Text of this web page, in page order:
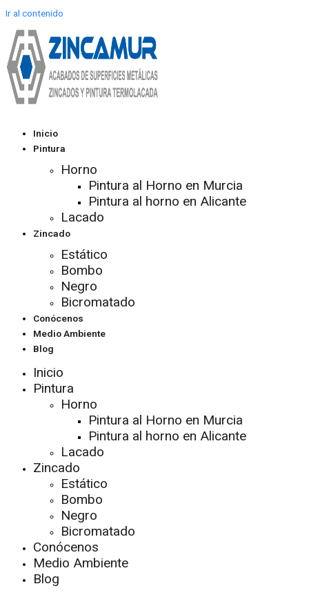
Ir al contenido
Inicio
Pintura
Horno
Pintura al Horno en Murcia
Pintura al horno en Alicante
Lacado
Zincado
Estático
Bombo
Negro
Bicromatado
Conócenos
Medio Ambiente
Blog
Inicio
Pintura
Horno
Pintura al Horno en Murcia
Pintura al horno en Alicante
Lacado
Zincado
Estático
Bombo
Negro
Bicromatado
Conócenos
Medio Ambiente
Blog